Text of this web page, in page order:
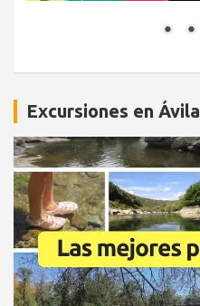
Excursiones en Ávila